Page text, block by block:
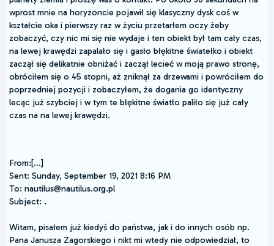
wprost mnie na horyzoncie pojawił się klasyczny dysk coś w
kształcie oka i pierwszy raz w życiu przetarłem oczy żeby
zobaczyć, czy nic mi się nie wydaje i ten obiekt był tam cały czas,
na lewej krawędzi zapalało się i gasło błękitne światełko i obiekt
zaczął się delikatnie obniżać i zaczął lecieć w moją prawo stronę,
obróciłem się o 45 stopni, aż zniknął za drzewami i powróciłem do
poprzedniej pozycji i zobaczyłem, że dogania go identyczny
lecąc już szybciej i w tym te błękitne światło paliło się już cały
czas na na lewej krawędzi.
From:[...]
Sent: Sunday, September 19, 2021 8:16 PM
To: nautilus@nautilus.org.pl
Subject: .
Witam, pisałem już kiedyś do państwa, jak i do innych osób np.
Pana Janusza Zagorskiego i nikt mi wtedy nie odpowiedział, to